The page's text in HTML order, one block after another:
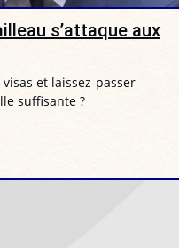
s’attaque aux
et laissez-passer
suffisante ?